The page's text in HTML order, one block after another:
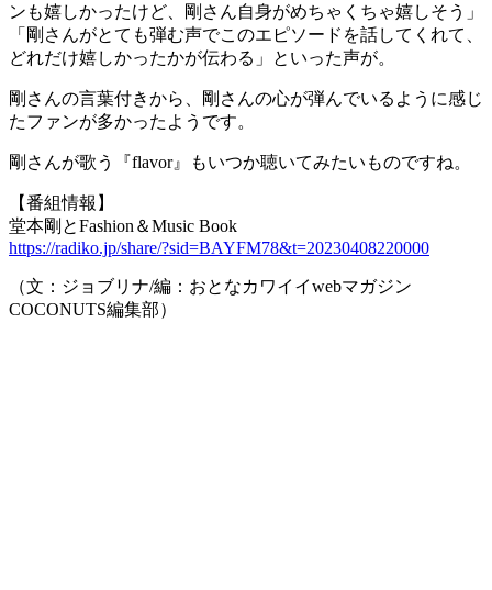
ンも嬉しかったけど、剛さん自身がめちゃくちゃ嬉しそう」
「剛さんがとても弾む声でこのエピソードを話してくれて、
どれだけ嬉しかったかが伝わる」といった声が。
剛さんの言葉付きから、剛さんの心が弾んでいるように感じ
たファンが多かったようです。
剛さんが歌う『flavor』もいつか聴いてみたいものですね。
【番組情報】
堂本剛とFashion＆Music Book
https://radiko.jp/share/?sid=BAYFM78&t=20230408220000
（文：ジョブリナ/編：おとなカワイイwebマガジン
COCONUTS編集部）